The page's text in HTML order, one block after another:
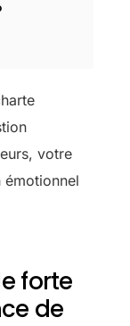
votre
émotionnel
forte
de